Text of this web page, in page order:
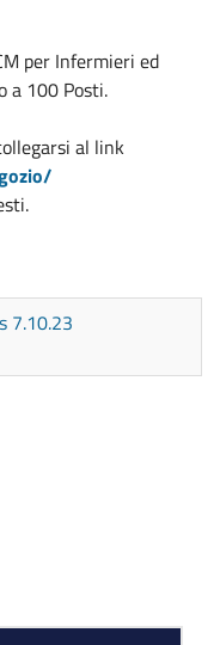
per Infermieri ed
a 100 Posti.
al link
7.10.23